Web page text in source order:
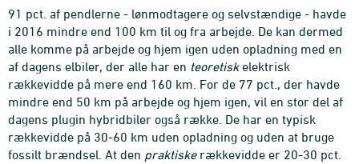
91 pct. af pendlerne - lønmodtagere og selvstændige - havde
i 2016 mindre end 100 km til og fra arbejde. De kan dermed
alle komme på arbejde og hjem igen uden opladning med en
af dagens elbiler, der alle har en teoretiskelektrisk
rækkevidde på mere end 160 km. For de 77 pct., der havde
mindre end 50 km på arbejde og hjem igen, vil en stor del af
dagens plugin hybridbiler også række. De har en typisk
rækkevidde på 30-60 km uden opladning og uden at bruge
fossilt brændsel. At den praktiskerækkevidde er 20-30 pct.